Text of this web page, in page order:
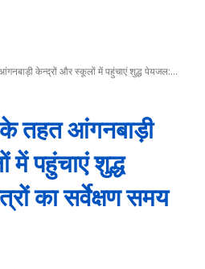
केन्द्रों और स्कूलों में पहुंचाएं शुद्ध पेयजल:...
तहत आंगनबाड़ी
पहुंचाएं शुद्ध
का सर्वेक्षण समय